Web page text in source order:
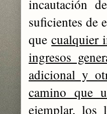
incautación
suficientes de
quecualquier
ingresos
adicional y
camino que
ejemplar, los